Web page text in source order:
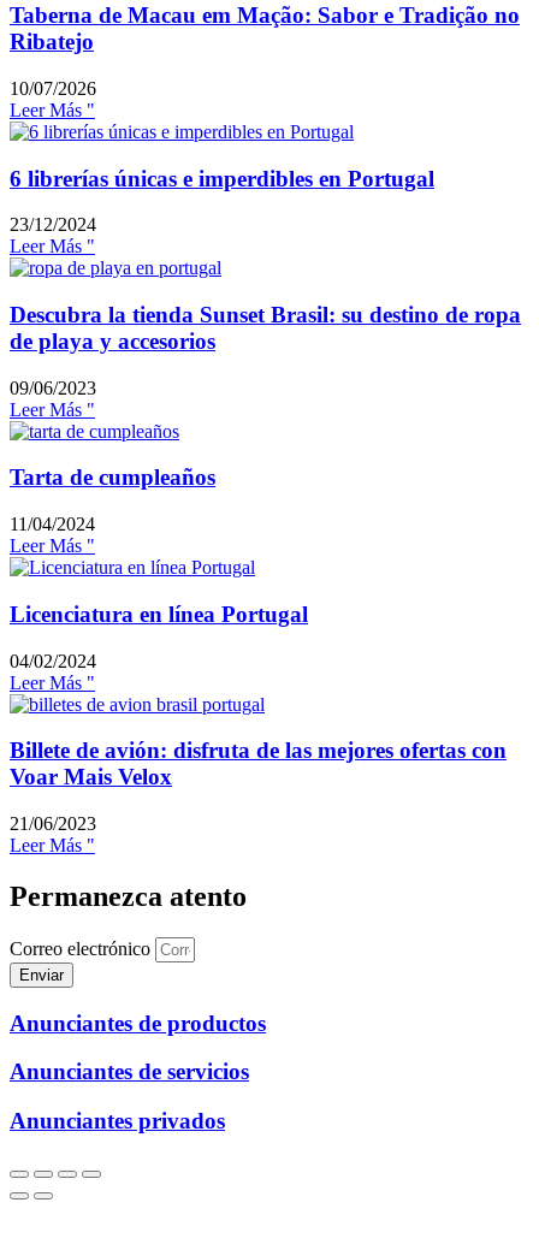
Taberna de Macau em Mação: Sabor e Tradição no
Ribatejo
10/07/2026
Leer Más "
6 librerías únicas e imperdibles en Portugal
23/12/2024
Leer Más "
Descubra la tienda Sunset Brasil: su destino de ropa
de playa y accesorios
09/06/2023
Leer Más "
Tarta de cumpleaños
11/04/2024
Leer Más "
Licenciatura en línea Portugal
04/02/2024
Leer Más "
Billete de avión: disfruta de las mejores ofertas con
Voar Mais Velox
21/06/2023
Leer Más "
Permanezca atento
Correo electrónico
Enviar
Anunciantes de productos
Anunciantes de servicios
Anunciantes privados